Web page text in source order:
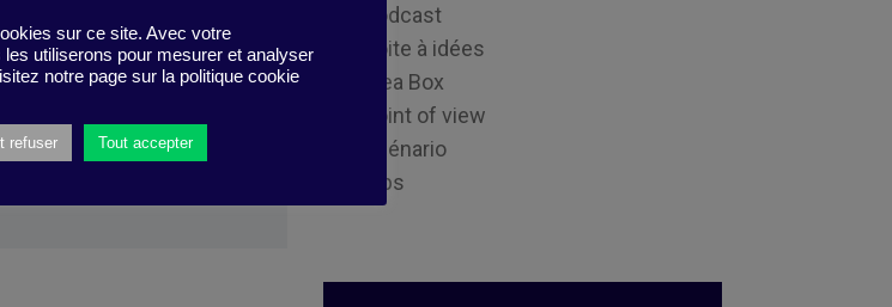
Muscle
Podcast
Boite à idées
Idea Box
Point of view
Scénario
Tips
sur ce site. Avec votre
utiliserons pour mesurer et analyser
notre page sur la politique cookie
refuser Tout accepter